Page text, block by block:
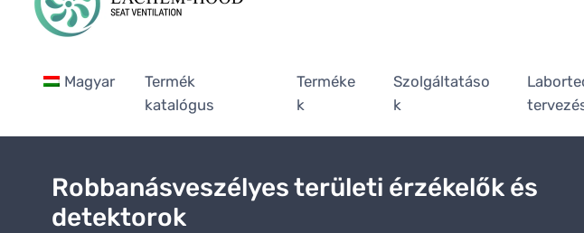
Magyar
Termék
katalógus
Terméke
k
Szolgáltatáso
k
Robbanásveszélyes területi érzékelők és
detektorok